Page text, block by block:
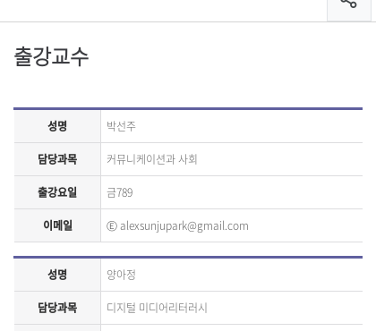
출강교수
성명 박선주
담당과목 커뮤니케이션과 사회
출강요일 금789
이메일 Ⓔalexsunjupark@gmail.com
성명 양아정
담당과목 디지털 미디어리터러시